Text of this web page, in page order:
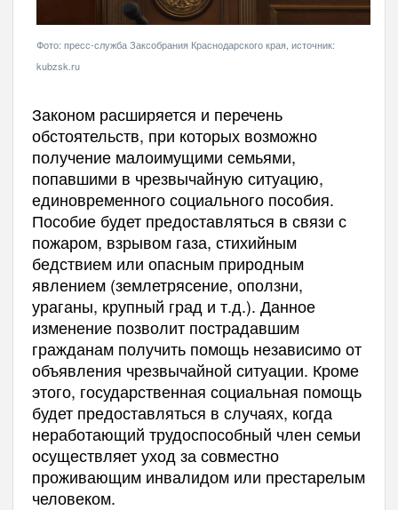
Фото: пресс-служба Заксобрания Краснодарского края, источник:
kubzsk.ru
Законом расширяется и перечень
обстоятельств, при которых возможно
получение малоимущими семьями,
попавшими в чрезвычайную ситуацию,
единовременного социального пособия.
Пособие будет предоставляться в связи с
пожаром, взрывом газа, стихийным
бедствием или опасным природным
явлением (землетрясение, оползни,
ураганы, крупный град и т.д.). Данное
изменение позволит пострадавшим
гражданам получить помощь независимо от
объявления чрезвычайной ситуации. Кроме
этого, государственная социальная помощь
будет предоставляться в случаях, когда
неработающий трудоспособный член семьи
осуществляет уход за совместно
проживающим инвалидом или престарелым
человеком.